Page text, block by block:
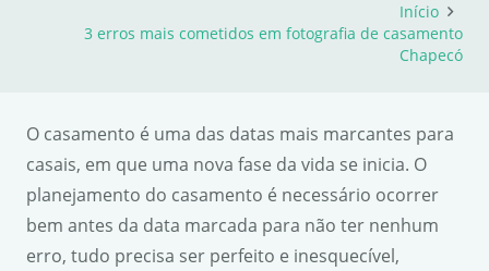
Início
3 erros mais cometidos em fotografia de casamento
Chapecó
O casamento é uma das datas mais marcantes para
casais, em que uma nova fase da vida se inicia. O
planejamento do casamento é necessário ocorrer
bem antes da data marcada para não ter nenhum
erro, tudo precisa ser perfeito e inesquecível,